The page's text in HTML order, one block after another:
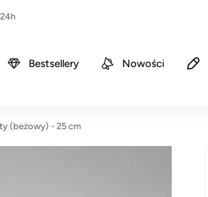
Bestsellery Nowości
(beżowy) - 25 cm